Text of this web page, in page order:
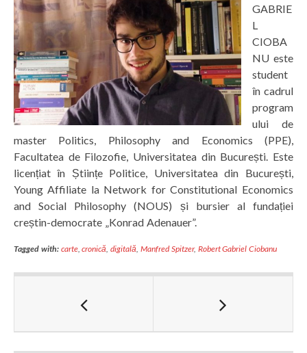
GABRIE
L
CIOBA
NU este
student
în cadrul
program
ului de
master Politics, Philosophy and Economics (PPE),
Facultatea de Filozofie, Universitatea din București. Este
licențiat în Științe Politice, Universitatea din București,
Young Affiliate la Network for Constitutional Economics
and Social Philosophy (NOUS) și bursier al fundației
creștin-democrate „Konrad Adenauer”.
Tagged with: carte,cronică,digitală,Manfred Spitzer, Robert Gabriel Ciobanu